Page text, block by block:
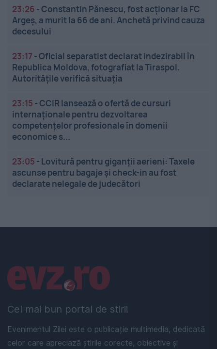
23:26 -Constantin Pănescu, fost acționar la FC
Argeș, a murit la 66 de ani. Anchetă privind cauza
decesului
23:17 -Oficial separatist declarat indezirabil în
Republica Moldova, fotografiat la Tiraspol.
Autoritățile verifică situația
23:15 -CCIR lansează o ofertă de cursuri
internaționale pentru dezvoltarea
competențelor profesionale în domenii
economice s...
23:05 - Lovitură pentru giganții aerieni: Taxele
ascunse pentru bagaje și check-in au fost
declarate nelegale de judecători
Cel mai bun portal de stiri!
Evenimentul Zilei este o publicație multimedia, dedicată
celor care apreciază știrile corecte, obiective și
Linkuri utile